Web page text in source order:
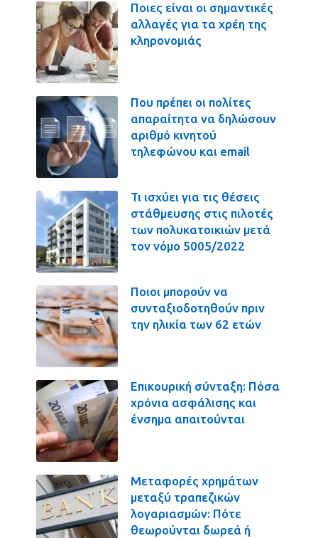
Ποιες είναι οι σημαντικές
αλλαγές για τα χρέη της
κληρονομιάς
Που πρέπει οι πολίτες
απαραίτητα να δηλώσουν
αριθμό κινητού
τηλεφώνου και email
Τι ισχύει για τις θέσεις
στάθμευσης στις πιλοτές
των πολυκατοικιών μετά
τον νόμο 5005/2022
Ποιοι μπορούν να
συνταξιοδοτηθούν πριν
την ηλικία των 62 ετών
Επικουρική σύνταξη: Πόσα
χρόνια ασφάλισης και
ένσημα απαιτούνται
Μεταφορές χρημάτων
μεταξύ τραπεζικών
λογαριασμών: Πότε
θεωρούνται δωρεά ή